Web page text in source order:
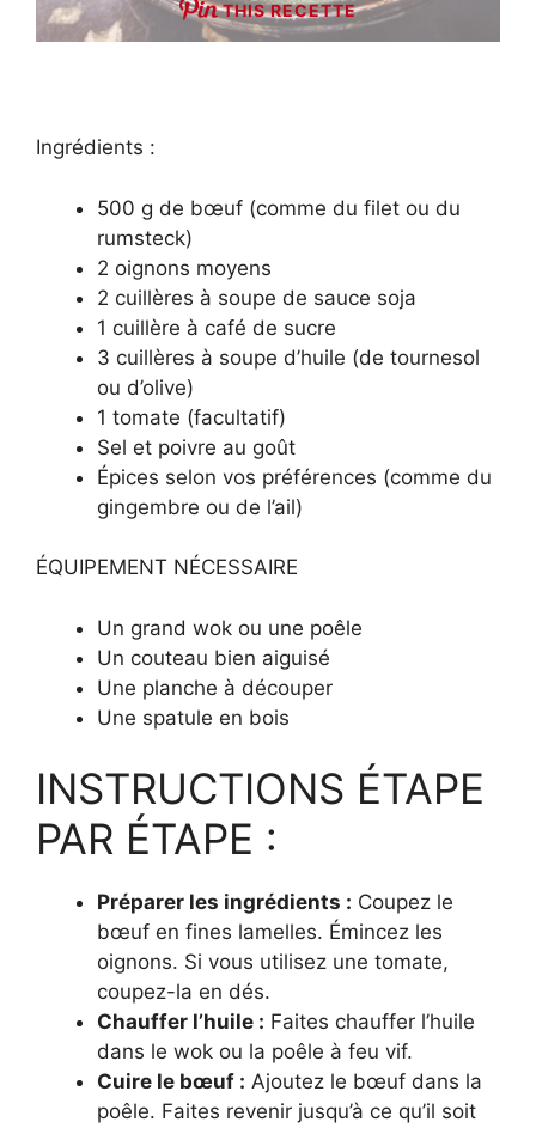
THIS RECETTE
Ingrédients :
500 g de bœuf (comme du filet ou du
rumsteck)
2 oignons moyens
2 cuillères à soupe de sauce soja
1 cuillère à café de sucre
3 cuillères à soupe d’huile (de tournesol
ou d’olive)
1 tomate (facultatif)
Sel et poivre au goût
Épices selon vos préférences (comme du
gingembre ou de l’ail)
ÉQUIPEMENT NÉCESSAIRE
Un grand wok ou une poêle
Un couteau bien aiguisé
Une planche à découper
Une spatule en bois
INSTRUCTIONS ÉTAPE
PAR ÉTAPE :
Préparer les ingrédients : Coupez le
bœuf en fines lamelles. Émincez les
oignons. Si vous utilisez une tomate,
coupez-la en dés.
Chauffer l’huile : Faites chauffer l’huile
dans le wok ou la poêle à feu vif.
Cuire le bœuf : Ajoutez le bœuf dans la
poêle. Faites revenir jusqu’à ce qu’il soit